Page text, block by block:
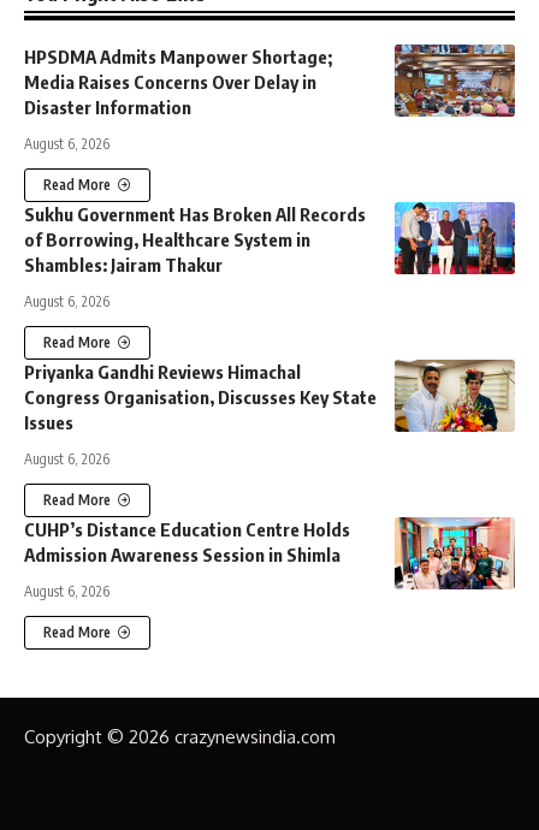
HPSDMA Admits Manpower Shortage;
Media Raises Concerns Over Delay in
Disaster Information
August 6, 2026
Read More
Sukhu Government Has Broken All Records
of Borrowing, Healthcare System in
Shambles: Jairam Thakur
August 6, 2026
Read More
Priyanka Gandhi Reviews Himachal
Congress Organisation, Discusses Key State
Issues
August 6, 2026
Read More
CUHP’s Distance Education Centre Holds
Admission Awareness Session in Shimla
August 6, 2026
Read More
Copyright © 2026 crazynewsindia.com